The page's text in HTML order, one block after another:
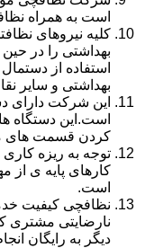
است به همراه
کلیه نیروهای
بهداشتی را در
استفاده از
بهداشتی و سایر
این شرکت دارای
است.این دستگاه
کردن قسمت های
توجه به ریزه
کارهای پایه ی از
است.
نظافچی کیفیت
نارضایتی
دیگر به رایگان